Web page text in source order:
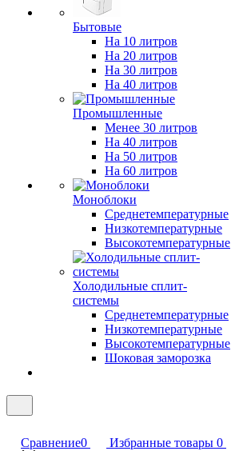
Бытовые
На 10 литров
На 20 литров
На 30 литров
На 40 литров
Промышленные
Менее 30 литров
На 40 литров
На 50 литров
На 60 литров
Моноблоки
Среднетемпературные
Низкотемпературные
Высокотемпературные
Холодильные сплит-
системы
Среднетемпературные
Низкотемпературные
Высокотемпературные
Шоковая заморозка
Сравнение0 Избранные товары 0